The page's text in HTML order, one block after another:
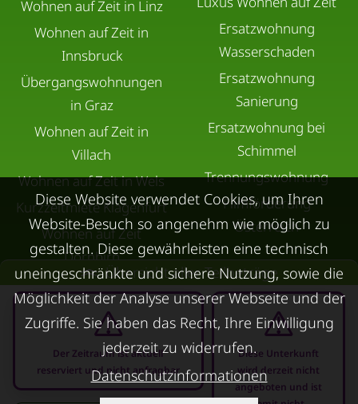
Übersicht aller Teilbeträge
Der Zeitraum ist aktuell
reserviert und nicht anfragbar
Diese Unterkunft
wird derzeit nicht
angeboten und ist
Wohnen auf Zeit in Linz
Wohnen auf Zeit in
Innsbruck
Übergangswohnungen
in Graz
Wohnen auf Zeit in
Villach
Wohnen auf Zeit in Wels
Kurzzeitmiete Klagenfurt
Wohnen auf Zeit
Dornbirn
Kurzzeitmiete
Deutschland
Ersatzwohnung
Wasserschaden
Ersatzwohnung
Sanierung
Ersatzwohnung bei
Schimmel
Trennungswohnung
Filmförderung
Österreich
RUND UMS
VERMIETEN
FAQ Vermieter
KONTAKT
Über Kurzzeitmiete
Diese Website verwendet Cookies, um Ihren
Website-Besuch so angenehm wie möglich zu
gestalten. Diese gewährleisten eine technisch
uneingeschränkte und sichere Nutzung, sowie die
Möglichkeit der Analyse unserer Webseite und der
Zugriffe. Sie haben das Recht, Ihre Einwilligung
jederzeit zu widerrufen.
Datenschutzinformationen